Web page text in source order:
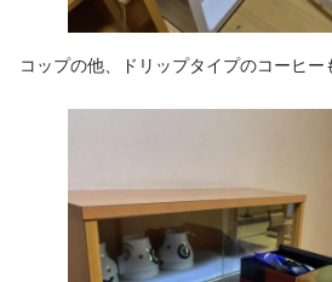
コップの他、ドリップタイプのコーヒー